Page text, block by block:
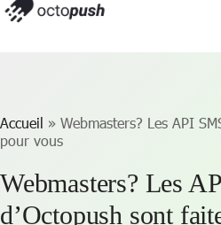
Accueil » Webmasters? Les API
pour vous
Webmasters? Les
d’Octopush sont